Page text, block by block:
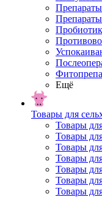
Ещё
Товары для
Товары
Товары
Товары
Товары
Товары
Товары
Товары